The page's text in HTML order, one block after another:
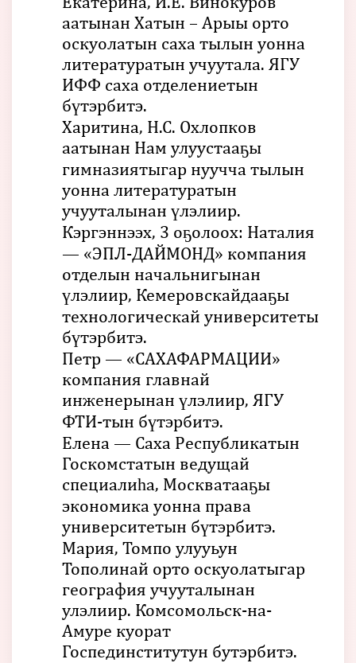
аатынан Хатын – Арыы орто
оскуолатын саха тылын уонна
литературатын учуутала. ЯГУ
ИФФ саха отделениетын
бүтэрбитэ.
Харитина, Н.С. Охлопков
аатынан Нам улуустааҕы
гимназиятыгар нуучча тылын
уонна литературатын
учууталынан үлэлиир.
Кэргэннээх, 3 оҕолоох: Наталия
— «ЭПЛ-ДАЙМОНД» компания
отделын начальнигынан
үлэлиир, Кемеровскайдааҕы
технологическай университеты
бүтэрбитэ.
Петр — «САХАФАРМАЦИИ»
компания главнай
инженерынан үлэлиир, ЯГУ
ФТИ-тын бүтэрбитэ.
Елена — Саха Республикатын
Госкомстатын ведущай
специалиһа, Москватааҕы
экономика уонна права
университетын бүтэрбитэ.
Мария, Томпо улууьун
Тополинай орто оскуолатыгар
география учууталынан
улэлиир. Комсомольск-на-
Амуре куорат
Госпединститутун бутэрбитэ.